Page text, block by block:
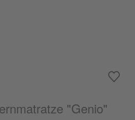
"Genio"